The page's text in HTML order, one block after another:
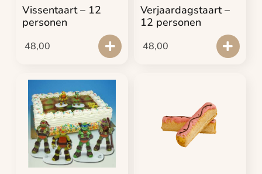
Vissentaart – 12
personen
48,00
Verjaardagstaart –
12 personen
48,00